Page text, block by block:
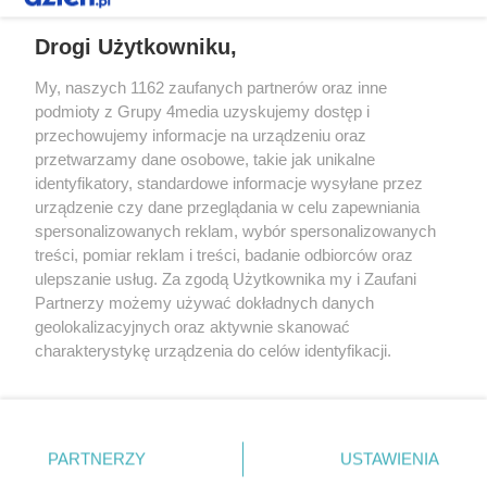
Redakcja Reklama Prywatność
Praca Łódź
the:protocol
Facebook.com
Youtube.com
Drogi Użytkowniku,
My, naszych 1162 zaufanych partnerów oraz inne
podmioty z Grupy 4media uzyskujemy dostęp i
przechowujemy informacje na urządzeniu oraz
przetwarzamy dane osobowe, takie jak unikalne
identyfikatory, standardowe informacje wysyłane przez
urządzenie czy dane przeglądania w celu zapewniania
spersonalizowanych reklam, wybór spersonalizowanych
treści, pomiar reklam i treści, badanie odbiorców oraz
ulepszanie usług. Za zgodą Użytkownika my i Zaufani
Partnerzy możemy używać dokładnych danych
geolokalizacyjnych oraz aktywnie skanować
charakterystykę urządzenia do celów identyfikacji.
zmienić/wycofać klikając przycisk ustawień prywatności
znajdujący się w lewym dolnym rogu strony
. Niektóre
PARTNERZY USTAWIENIA